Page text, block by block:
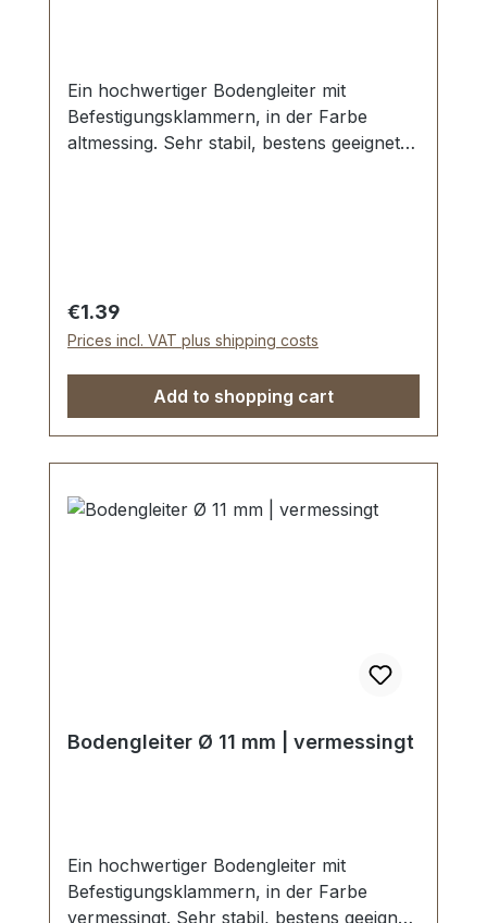
Ein hochwertiger Bodengleiter mit
Befestigungsklammern, in der Farbe
altmessing. Sehr stabil, bestens geeignet
Regular price:
€1.39
Prices incl. VAT plus shipping costs
Add to shopping cart
Bodengleiter Ø 11 mm | vermessingt
Ein hochwertiger Bodengleiter mit
Befestigungsklammern, in der Farbe
vermessingt. Sehr stabil, bestens geeignet